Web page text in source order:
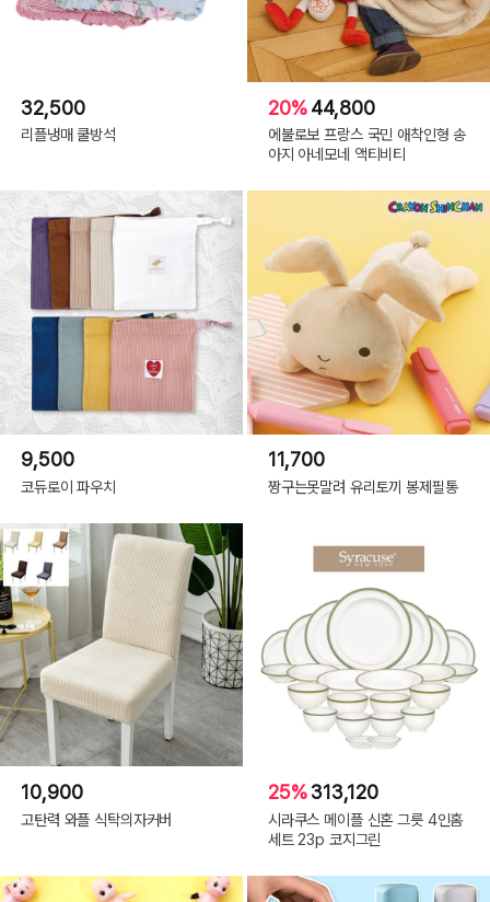
32,500
리플냉매 쿨방석
20%44,800
에불로보 프랑스 국민 애착인형 송
아지 아네모네 액티비티
9,500
코듀로이 파우치
11,700
짱구는못말려 유리토끼 봉제필통
10,900
고탄력 와플 식탁의자커버
25%313,120
시라쿠스 메이플 신혼 그릇 4인홈
세트 23p 코지그린